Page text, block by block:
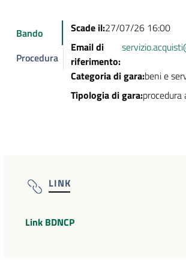
Bando
Procedura
Scade il:27/07/26 16:00
Email di
riferimento:
Categoria di gara:beni e
Tipologia di gara:procedura
LINK
Link BDNCP